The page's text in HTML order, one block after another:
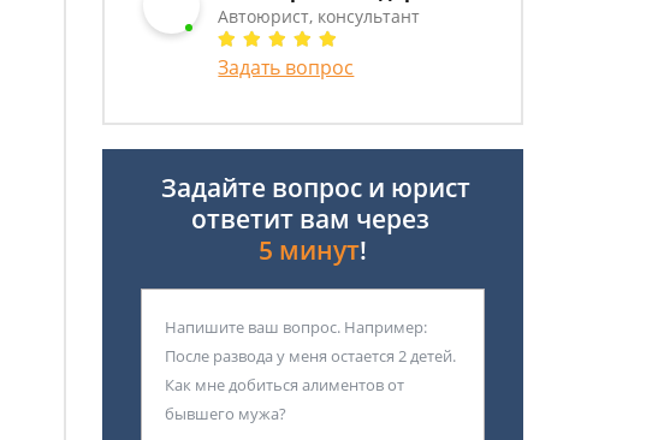
Автоюрист, консультант
Задать вопрос
Задайте вопрос и юрист
ответит вам через
5 минут!